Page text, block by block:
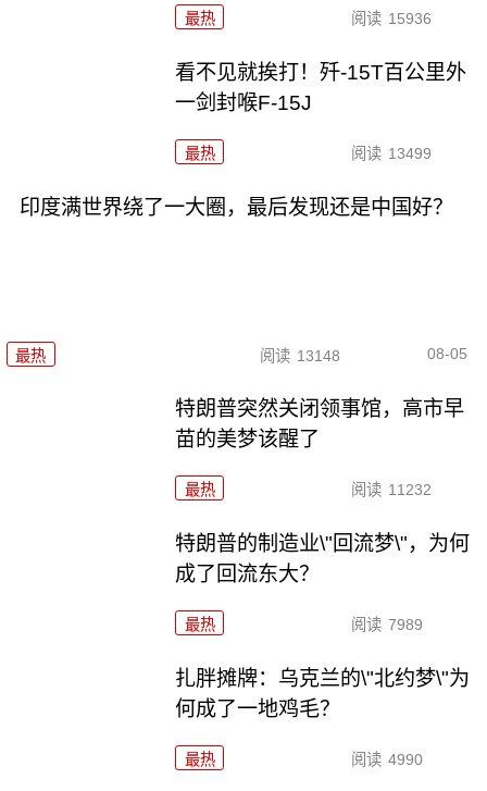
最热 阅读 15936
看不见就挨打！歼-15T百公里外
一剑封喉F-15J
最热 阅读 13499
印度满世界绕了一大圈，最后发现还是中国好？
最热 阅读 13148 08-05
特朗普突然关闭领事馆，高市早
苗的美梦该醒了
最热 阅读 11232
特朗普的制造业\"回流梦\"，为何
成了回流东大？
最热 阅读 7989
扎胖摊牌：乌克兰的\"北约梦\"为
何成了一地鸡毛？
最热 阅读 4990